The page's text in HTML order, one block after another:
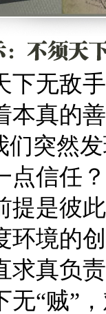
下无敌
本真的
突然发
点信任？
是彼此
环境的
求真负
“贼”，